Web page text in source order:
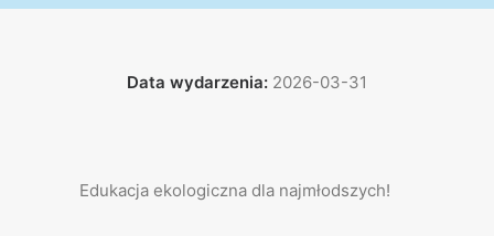
Data wydarzenia: 2026-03-31
Edukacja ekologiczna dla najmłodszych!